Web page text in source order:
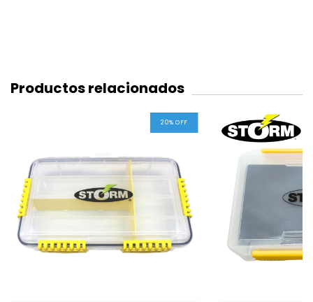
Productos relacionados
20%OFF